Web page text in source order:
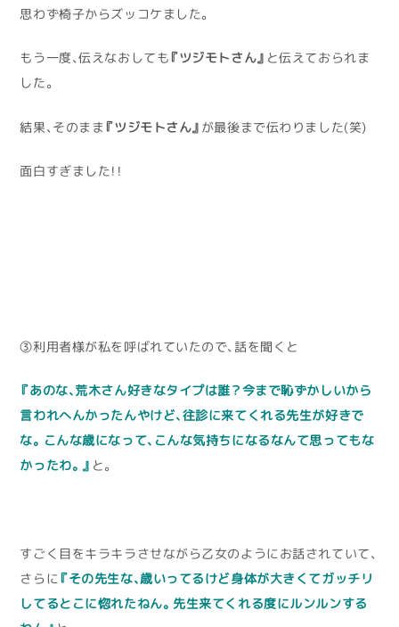
思わず椅子からズッコケました。
もう一度、伝えなおしても 『ツジモトさん』 と伝えておられま
した。
結果、そのまま 『ツジモトさん』 が最後まで伝わりました(笑)
面白すぎました！！
③利用者様が私を呼ばれていたので、話を聞くと
『あのな、荒木さん好きなタイプは誰？今まで恥ずかしいから
言われへんかったんやけど、往診に来てくれる先生が好きで
な。こんな歳になって、こんな気持ちになるなんて思ってもな
かったわ。』 と。
すごく目をキラキラさせながら乙女のようにお話されていて、
さらに 『その先生な、歳いってるけど身体が大きくてガッチリ
してるとこに惚れたねん。先生来てくれる度にルンルンする